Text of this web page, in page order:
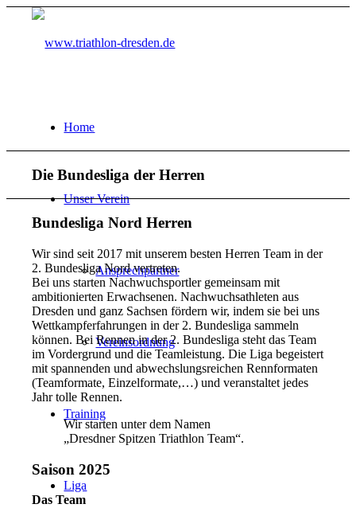
Home
Unser Verein
Ansprechpartner
Vereinsordnung
Training
Liga
Die Bundesliga der Herren
Bundesliga Nord Herren
Wir sind seit 2017 mit unserem besten Herren Team in der
2. Bundesliga Nord vertreten.
Bei uns starten Nachwuchsportler gemeinsam mit
ambitionierten Erwachsenen. Nachwuchsathleten aus
Dresden und ganz Sachsen fördern wir, indem sie bei uns
Wettkampferfahrungen in der 2. Bundesliga sammeln
können. Bei Rennen in der 2. Bundesliga steht das Team
im Vordergrund und die Teamleistung. Die Liga begeistert
mit spannenden und abwechslungsreichen Rennformaten
(Teamformate, Einzelformate,…) und veranstaltet jedes
Jahr tolle Rennen.
Wir starten unter dem Namen
„Dresdner Spitzen Triathlon Team“.
Saison 2025
Das Team